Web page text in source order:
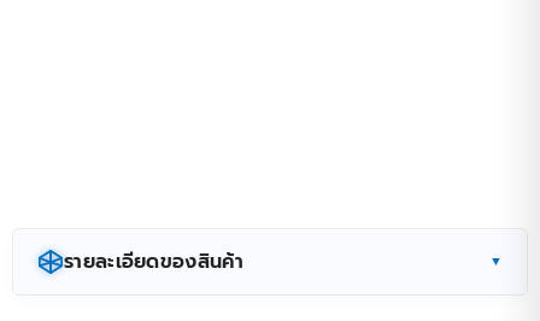
รายละเอียดของสินค้า ▼